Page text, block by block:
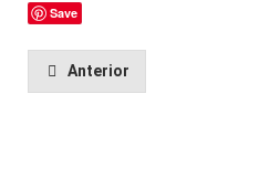
Save
Anterior